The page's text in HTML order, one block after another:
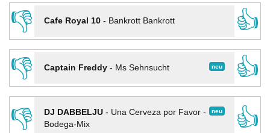
👎
Cafe Royal 10- Bankrott Bankrott
👍
👎
neu
Captain Freddy- Ms Sehnsucht
👍
👎
neu
DJ DABBELJU- Una Cerveza por Favor -
Bodega-Mix
👍